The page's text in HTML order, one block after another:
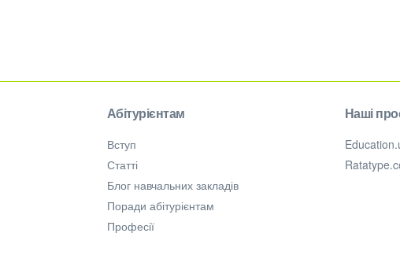
Абітурієнтам
Вступ
Статті
Блог навчальних закладів
Поради абітурієнтам
Професії
Наші